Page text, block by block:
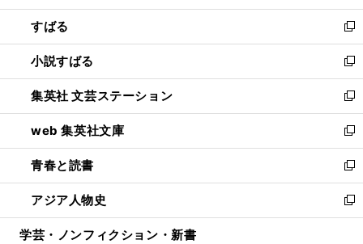
開
く
ウ
で
開
く
ン
ド
ウ
で
開
く
すばる
新
し
い
ウ
ィ
ン
ド
ウ
で
開
く
小説すばる
新
し
い
ウ
ィ
ン
ド
ウ
で
開
集英社 文芸ステーション
新
し
い
ウ
ィ
ン
ド
ウ
web 集英社文庫
新
し
い
ウ
ィ
ン
青春と読書
新
し
い
ウ
アジア人物史
新
し
学芸・ノンフィクション・新書